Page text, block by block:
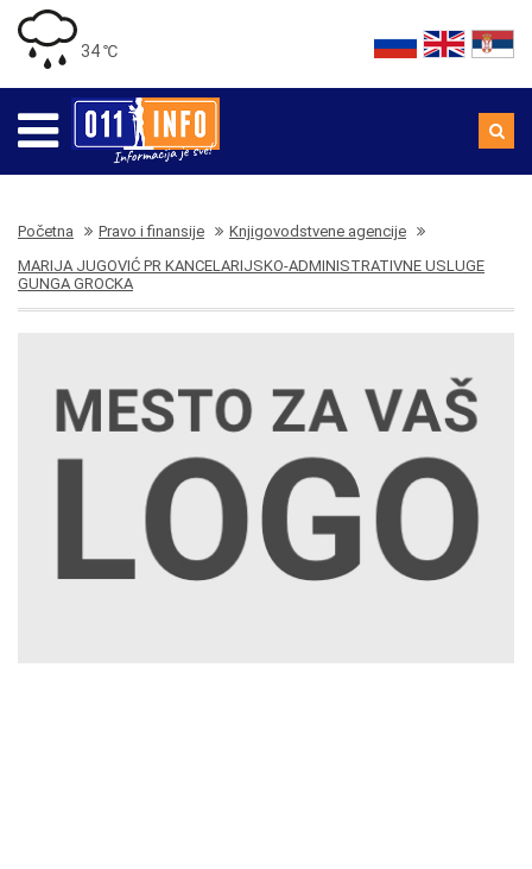
34 ℃
Početna Pravo i finansije
Knjigovodstvene agencije
MARIJA JUGOVIĆ PR KANCELARIJSKO-ADMINISTRATIVNE USLUGE
GUNGA GROCKA